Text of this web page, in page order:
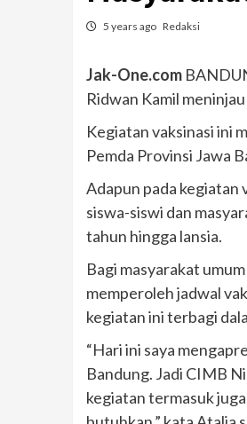
5 years ago Redaksi
Jak-One.com
Ridwan Kamil
Kegiatan vaksinasi ini
Pemda Provinsi Jawa
Adapun pada kegiatan
siswa-siswi dan
tahun hingga lansia.
Bagi masyarakat
memperoleh jadwal
kegiatan ini terbagi
“Hari ini saya
Bandung. Jadi CIMB
kegiatan termasuk